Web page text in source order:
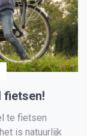
fietsen!
te fietsen
is natuurlijk